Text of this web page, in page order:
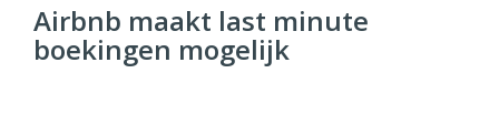
Commerce https://twinklemagazine.nl
9654
Airbnb maakt last minute
boekingen mogelijk